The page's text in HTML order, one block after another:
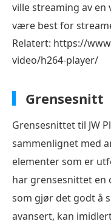
ville streaming av en
være best for
Relatert: https://
video/h264-player/
Grensesnitt
Grensesnittet til JW
sammenlignet med
elementer som er
har grensesnittet en
som gjør det godt å
avansert, kan